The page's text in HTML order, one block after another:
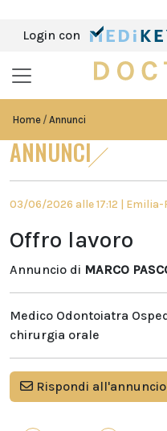
Login con
Home Annunci
ANNUNCI
03/06/2026 alle 17:12 |
Offro lavoro
Annuncio di MARCO
Medico Odontoiatra
chirurgia orale
Rispondi all'annuncio